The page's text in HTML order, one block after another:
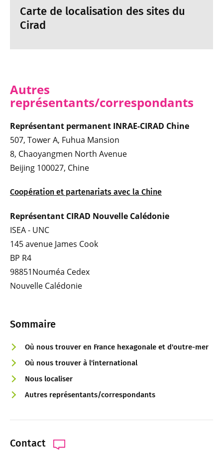
Sommaire
Où nous trouver en France hexagonale et d'outre-mer
Où nous trouver à l'international
Nous localiser
Autres représentants/correspondants
Contact
Carte de localisation des sites du
Cirad
Autres
représentants/correspondants
Représentant permanent INRAE-CIRAD Chine
507, Tower A, Fuhua Mansion
8, Chaoyangmen North Avenue
Beijing 100027, Chine
Coopération et partenariats avec la Chine
Représentant CIRAD Nouvelle Calédonie
ISEA - UNC
145 avenue James Cook
BP R4
98851Nouméa Cedex
Nouvelle Calédonie